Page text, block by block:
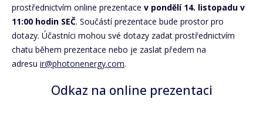
prostřednictvím online prezentace v pondělí 14. listopadu v
11:00 hodin SEČ. Součástí prezentace bude prostor pro
dotazy. Účastníci mohou své dotazy zadat prostřednictvím
chatu během prezentace nebo je zaslat předem na
adresu ir@photonenergy.com.
Odkaz na online prezentaci